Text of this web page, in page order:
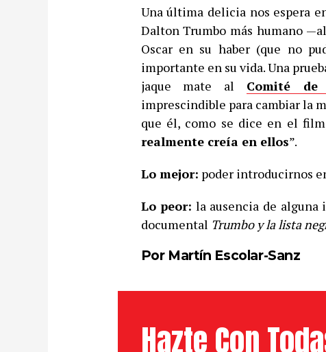
Una última delicia nos espera
Dalton Trumbo más humano
Oscar en su haber (que no
importante en su vida. Una
jaque mate al Comité de
imprescindible para cambiar la
que él, como se dice en el
realmente creía en ellos”.
Lo mejor: poder introducirnos
Lo peor: la ausencia de
documental Trumbo y la lista
Por Martín Escolar-Sanz
Hazte Con